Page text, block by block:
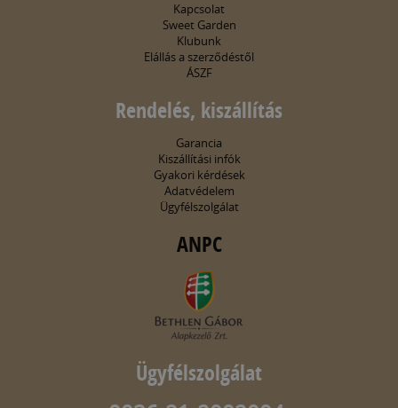
Kapcsolat
Sweet Garden
Klubunk
Elállás a szerződéstől
ÁSZF
Rendelés, kiszállítás
Garancia
Kiszállítási infók
Gyakori kérdések
Adatvédelem
Ügyfélszolgálat
ANPC
Ügyfélszolgálat